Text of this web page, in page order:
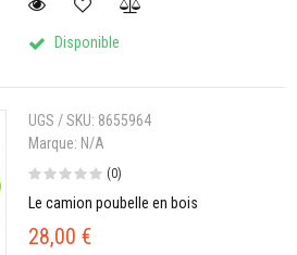
Disponible
UGS / SKU: 8655964
Marque: N/A
(0)
Le camion poubelle en bois
28,00 €